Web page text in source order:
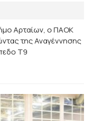
Αρταίων, ο ΠΑΟΚ
της Αναγέννησης
Τ9